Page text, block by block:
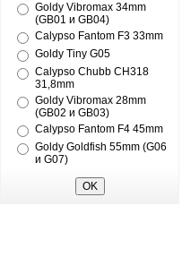
Goldy Vibromax 34mm
(GB01 и GB04)
Calypso Fantom F3 33mm
Goldy Tiny G05
Calypso Chubb CH318
31,8mm
Goldy Vibromax 28mm
(GB02 и GB03)
Calypso Fantom F4 45mm
Goldy Goldfish 55mm (G06
и G07)